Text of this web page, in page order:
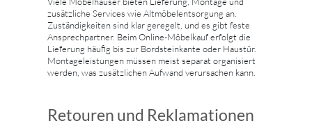
zusätzliche Services wie Altmöbelentsorgung an.
Zuständigkeiten sind klar geregelt, und es gibt feste
Ansprechpartner. Beim Online-Möbelkauf erfolgt die
Lieferung häufig bis zur Bordsteinkante oder Haustür.
Montageleistungen müssen meist separat organisiert
werden, was zusätzlichen Aufwand verursachen kann.
Retouren und Reklamationen